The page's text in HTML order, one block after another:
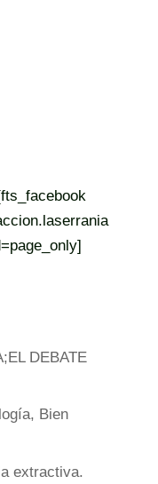
DEBATE
Bien
extractiva.